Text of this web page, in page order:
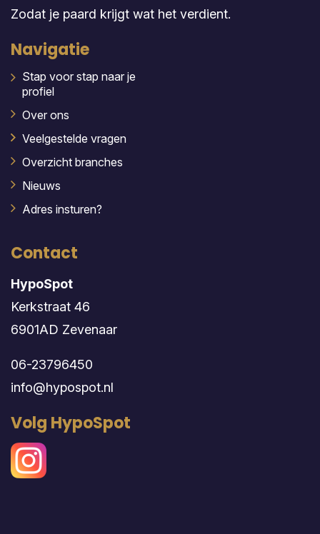
Zodat je paard krijgt wat het verdient.
Navigatie
Stap voor stap naar je
profiel
Over ons
Veelgestelde vragen
Overzicht branches
Nieuws
Adres insturen?
Contact
HypoSpot
Kerkstraat 46
6901AD Zevenaar
06-23796450
info@hypospot.nl
Volg HypoSpot